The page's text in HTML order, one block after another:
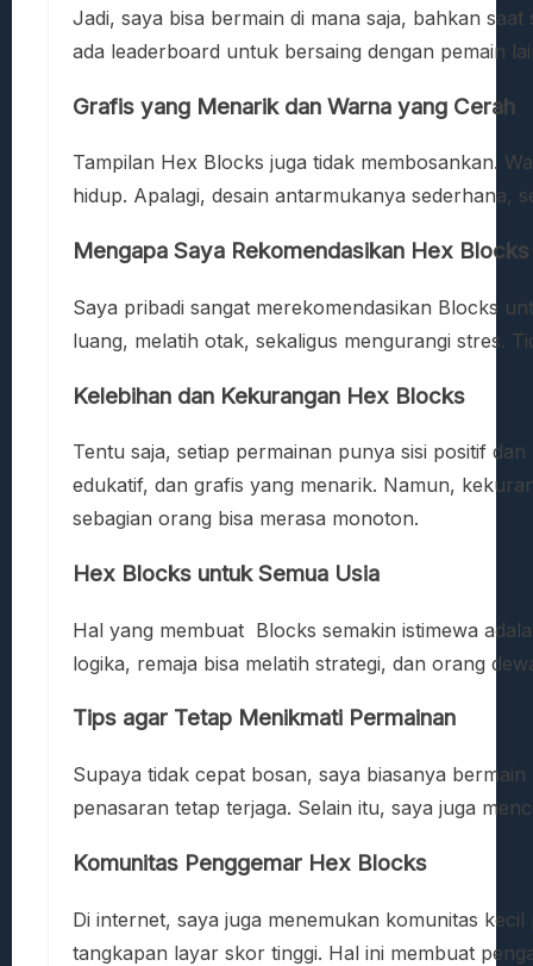
Jadi, saya bisa bermain di mana saja, bahkan
ada leaderboard untuk bersaing dengan pemain
Grafis yang Menarik dan Warna yang Cerah
Tampilan Hex Blocks juga tidak membosankan.
hidup. Apalagi, desain antarmukanya sederhana,
Mengapa Saya Rekomendasikan Hex Blocks
Saya pribadi sangat merekomendasikan Blocks
luang, melatih otak, sekaligus mengurangi stres.
Kelebihan dan Kekurangan Hex Blocks
Tentu saja, setiap permainan punya sisi positif
edukatif, dan grafis yang menarik. Namun,
sebagian orang bisa merasa monoton.
Hex Blocks untuk Semua Usia
Hal yang membuat Blocks semakin istimewa
logika, remaja bisa melatih strategi, dan orang
Tips agar Tetap Menikmati Permainan
Supaya tidak cepat bosan, saya biasanya
penasaran tetap terjaga. Selain itu, saya juga
Komunitas Penggemar Hex Blocks
Di internet, saya juga menemukan komunitas
tangkapan layar skor tinggi. Hal ini membuat